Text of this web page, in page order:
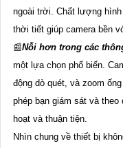
ngoài trời. Chất lượng
thời tiết giúp camera bền
📰Nỗi hơn trong các
một lựa chọn phổ biến.
động dò quét, và zoom
phép bạn giám sát và
hoạt và thuận tiện.
Nhìn chung về thiết bị